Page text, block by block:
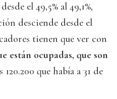
el 49,5% al 49,1%,
desciende desde el
tienen que ver con
están ocupadas, que son
que había a 31 de